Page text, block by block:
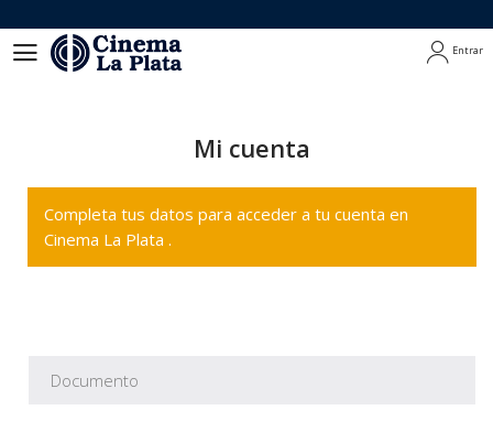
Entrar
Mi cuenta
Completa tus datos para acceder a tu cuenta en
Cinema La Plata .